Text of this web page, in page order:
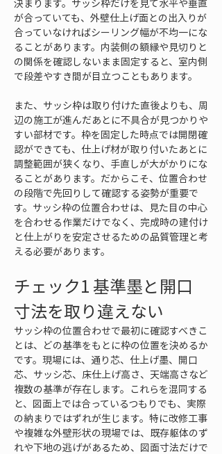
決まります。サッシ枠だけを見て水平や垂直
が合っていても、外壁仕上げ面との出入りが
合っていなければシーリング幅が不均一にな
ることがあります。内装側の額縁や見切りと
の関係を確認しないまま固定すると、室内側
で段差やすき間が目立つこともあります。
また、サッシ枠は取り付けた直後よりも、周
辺の施工が進んだあとに不具合が見つかりや
すい部材です。枠を固定した時点では開閉確
認ができても、仕上げ材が取り付いたあとに
調整範囲が狭くなり、手直しが大がかりにな
ることがあります。だからこそ、位置合わせ
の段階で先回りして確認する姿勢が重要で
す。サッシ枠の位置合わせは、見た目の中心
を合わせる作業だけでなく、完成時の建付け
と仕上がりを安定させるための品質管理と考
える必要があります。
チェック1 基準墨と開口
寸法を取り違えない
サッシ枠の位置合わせで最初に確認すべきこ
とは、どの基準をもとに枠の位置を決めるか
です。現場には、通り芯、仕上げ墨、開口
芯、サッシ芯、床仕上げ高さ、天端高さなど
複数の基準が存在します。これらを混同する
と、図面上では合っているつもりでも、実際
の納まりではずれが生じます。特に改修工事
や複雑な外壁形状の現場では、既存躯体のず
れや下地の逃げがあるため、図面寸法だけで